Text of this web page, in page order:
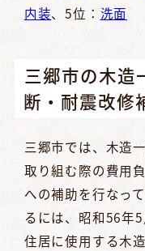
内装、5位： 洗面
三郷市の木造
断・耐震改修
三郷市では、木造
取り組む際の費用
への補助を行なっ
るには、昭和56年
住居に使用する木